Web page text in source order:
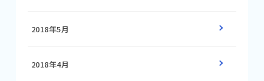
2018年5月
2018年4月